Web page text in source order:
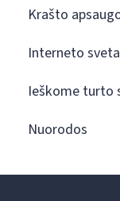
Krašto
Interneto
Ieškome turto
Nuorodos